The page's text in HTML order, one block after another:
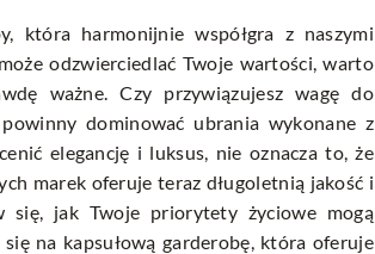
która harmonijnie współgra z naszymi
odzwierciedlać Twoje wartości, warto
ważne. Czy przywiązujesz wagę do
dominować ubrania wykonane z
elegancję i luksus, nie oznacza to, że
marek oferuje teraz długoletnią jakość i
się, jak Twoje priorytety życiowe mogą
na kapsułową garderobę, która oferuje